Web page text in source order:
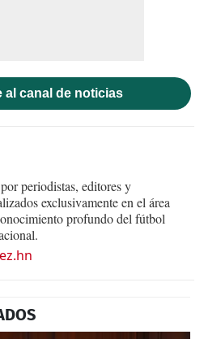
al canal de noticias
periodistas, editores y
exclusivamente en el área
profundo del fútbol